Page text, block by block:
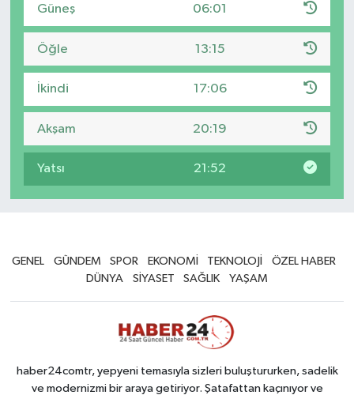
Güneş 06:01
Öğle 13:15
İkindi 17:06
Akşam 20:19
Yatsı 21:52
GENEL GÜNDEM SPOR EKONOMİ TEKNOLOJİ
ÖZEL HABER
DÜNYA
SİYASET SAĞLIK YAŞAM
haber24comtr, yepyeni temasıyla sizleri buluştururken, sadelik
ve modernizmi bir araya getiriyor. Şatafattan kaçınıyor ve